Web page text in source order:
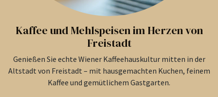
Kaffee und Mehlspeisen im Herzen von
Freistadt
Genießen Sie echte Wiener Kaffeehauskultur mitten in der
Altstadt von Freistadt – mit hausgemachten Kuchen, feinem
Kaffee und gemütlichem Gastgarten.